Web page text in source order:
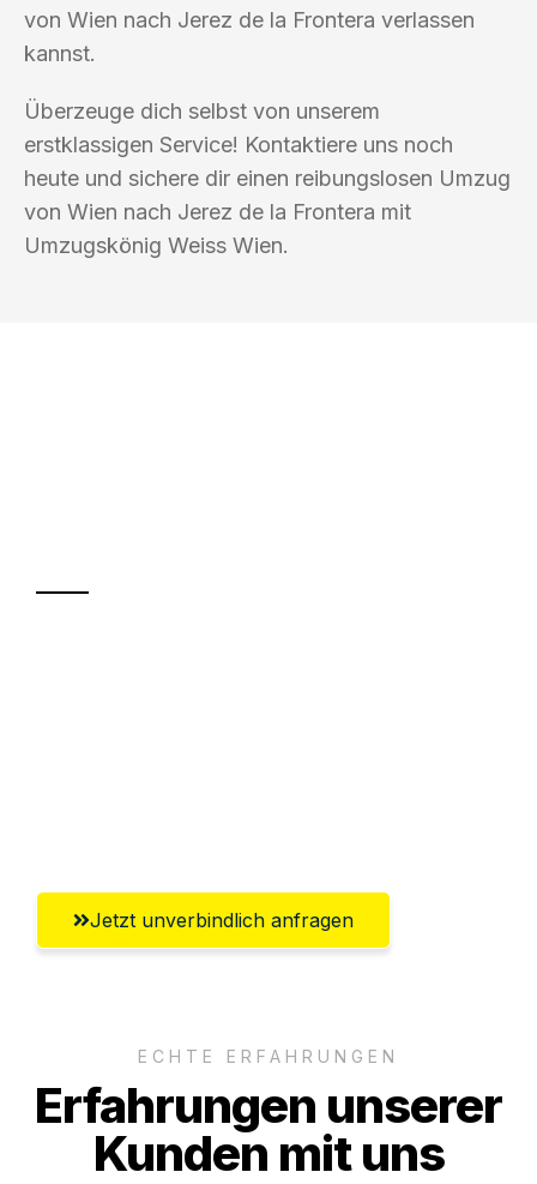
von Wien nach Jerez de la Frontera verlassen
kannst.
Überzeuge dich selbst von unserem
erstklassigen Service! Kontaktiere uns noch
heute und sichere dir einen reibungslosen Umzug
von Wien nach Jerez de la Frontera mit
Umzugskönig Weiss Wien.
Jetzt unverbindlich anfragen
ECHTE ERFAHRUNGEN
Erfahrungen unserer
Kunden mit uns